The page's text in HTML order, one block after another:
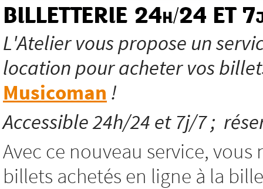
BILLETTERIE 24h/24 ET
L'Atelier vous propose un
location pour acheter vos
Musicoman !
Accessible 24h/24 et 7j/7 ;
Avec ce nouveau service,
billets achetés en ligne à la